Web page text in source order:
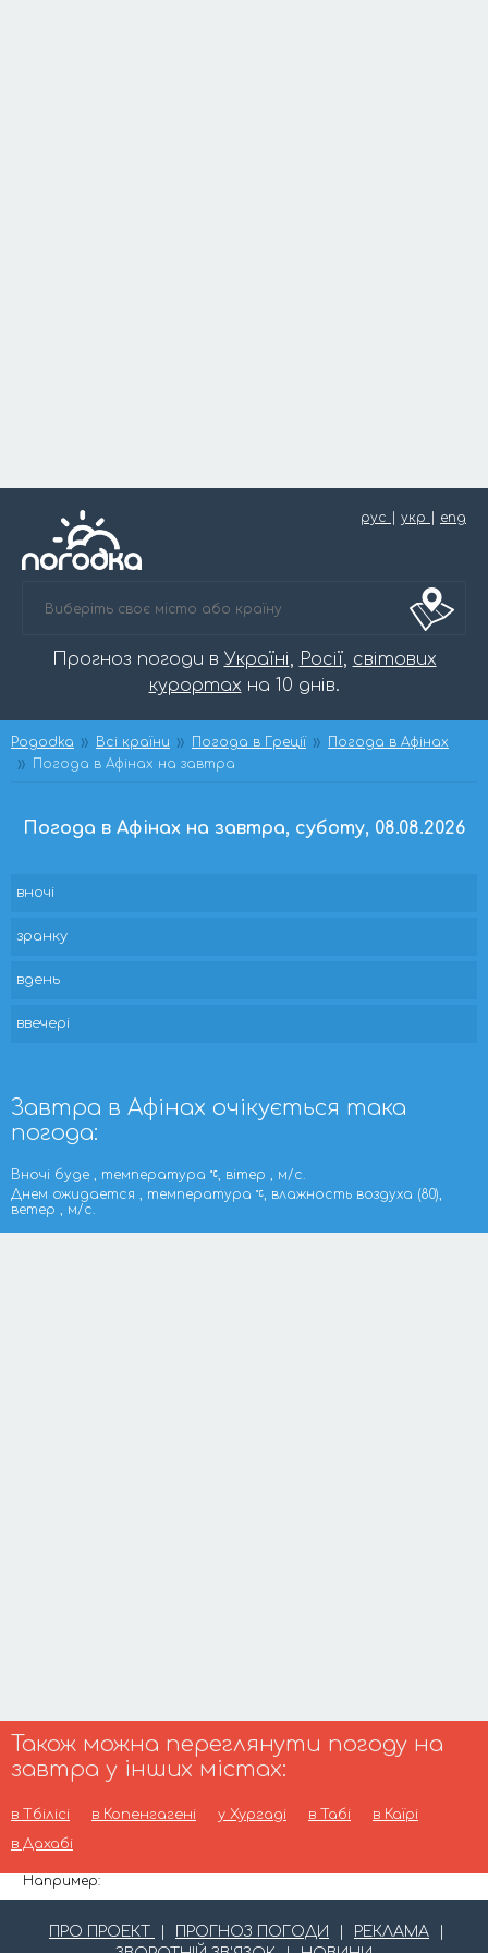
рус укр eng
Прогноз погоди в Україні, Росії, світових
курортах на 10 днів.
Pogodka Всі країни Погода в Греції
Погода в Афінах
Погода в Афінах на завтра
Погода в Афінах на завтра, суботу, 08.08.2026
вночі
зранку
вдень
ввечері
Завтра в Афінах очікується така
погода:
Вночі буде , температура
, вітер , м/с.
Днем ожидается , температура
, влажность воздуха (80),
ветер , м/с.
Також можна переглянути погоду на
завтра у інших містах:
в Тбілісі в Копенгагені у Хургаді в Табі
в Каїрі
в Дахабі
Например:
ПРО ПРОЕКТ ПРОГНОЗ ПОГОДИ РЕКЛАМА